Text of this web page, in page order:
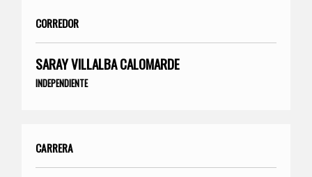
CORREDOR
SARAY VILLALBA CALOMARDE
INDEPENDIENTE
CARRERA